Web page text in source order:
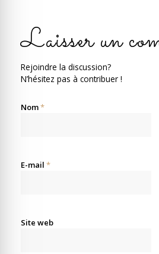
Laisser un
Rejoindre la discussion?
N’hésitez pas à contribuer !
Nom*
E-mail *
Site web